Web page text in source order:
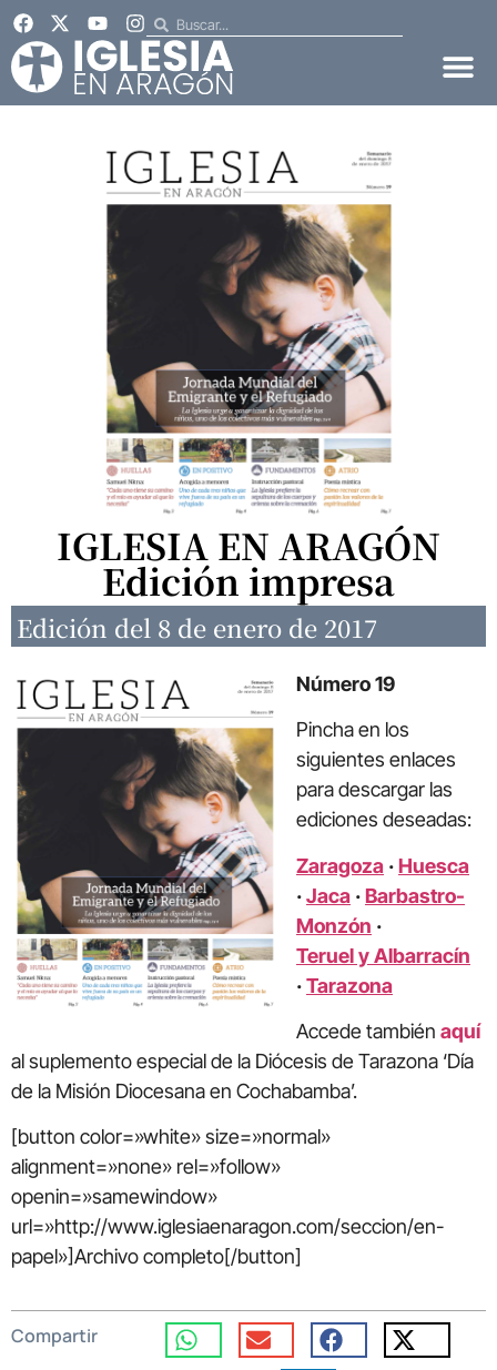
IGLESIA EN ARAGÓN
Edición impresa
Edición del 8 de enero de 2017
Número 19
Pincha en los
siguientes enlaces
para descargar las
ediciones deseadas:
Zaragoza ·Huesca
·Jaca ·Barbastro-
Monzón ·
Teruel y Albarracín
·Tarazona
Accede también aquí
al suplemento especial de la Diócesis de Tarazona ‘Día
de la Misión Diocesana en Cochabamba’.
[button color=»white» size=»normal»
alignment=»none» rel=»follow»
openin=»samewindow»
url=»http://www.iglesiaenaragon.com/seccion/en-
papel»]Archivo completo[/button]
Compartir